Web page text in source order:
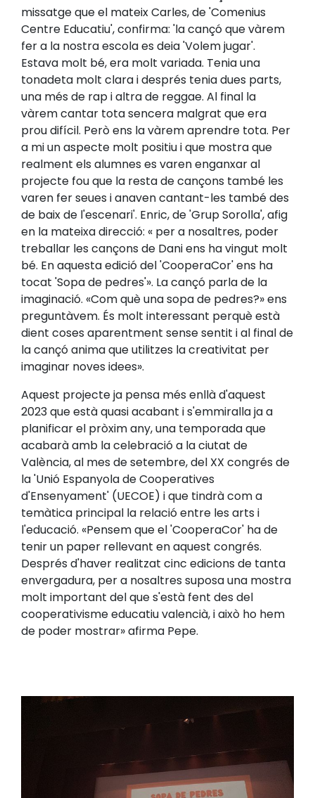
missatge que el mateix Carles, de 'Comenius
Centre Educatiu', confirma: 'la cançó que vàrem
fer a la nostra escola es deia 'Volem jugar'.
Estava molt bé, era molt variada. Tenia una
tonadeta molt clara i després tenia dues parts,
una més de rap i altra de reggae. Al final la
vàrem cantar tota sencera malgrat que era
prou difícil. Però ens la vàrem aprendre tota. Per
a mi un aspecte molt positiu i que mostra que
realment els alumnes es varen enganxar al
projecte fou que la resta de cançons també les
varen fer seues i anaven cantant-les també des
de baix de l'escenari'. Enric, de 'Grup Sorolla', afig
en la mateixa direcció: « per a nosaltres, poder
treballar les cançons de Dani ens ha vingut molt
bé. En aquesta edició del 'CooperaCor' ens ha
tocat 'Sopa de pedres'». La cançó parla de la
imaginació. «Com què una sopa de pedres?» ens
preguntàvem. És molt interessant perquè està
dient coses aparentment sense sentit i al final de
la cançó anima que utilitzes la creativitat per
imaginar noves idees».
Aquest projecte ja pensa més enllà d'aquest
2023 que està quasi acabant i s'emmiralla ja a
planificar el pròxim any, una temporada que
acabarà amb la celebració a la ciutat de
València, al mes de setembre, del XX congrés de
la 'Unió Espanyola de Cooperatives
d'Ensenyament' (UECOE) i que tindrà com a
temàtica principal la relació entre les arts i
l'educació. «Pensem que el 'CooperaCor' ha de
tenir un paper rellevant en aquest congrés.
Després d'haver realitzat cinc edicions de tanta
envergadura, per a nosaltres suposa una mostra
molt important del que s'està fent des del
cooperativisme educatiu valencià, i això ho hem
de poder mostrar» afirma Pepe.